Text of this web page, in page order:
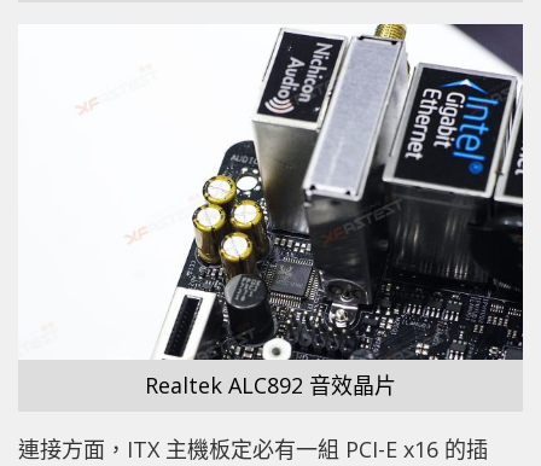
Realtek ALC892 音效晶片
連接方面，ITX 主機板定必有一組 PCI-E x16 的插